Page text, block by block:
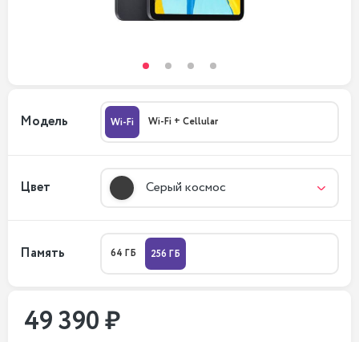
Модель Wi-Fi Wi-Fi + Cellular
Цвет Серый космос
Память 64 ГБ 256 ГБ
49 390 ₽